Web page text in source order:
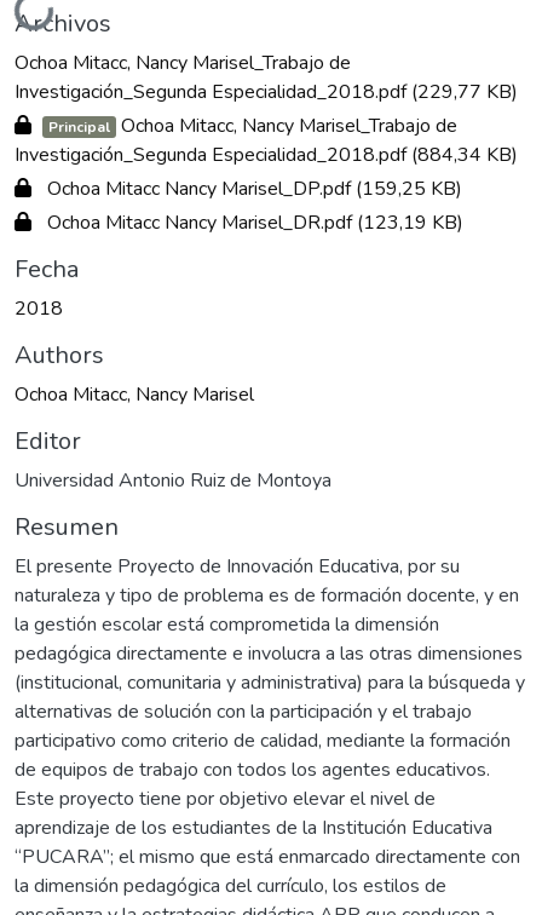
Cargando...
Archivos
Ochoa Mitacc, Nancy Marisel_Trabajo de
Investigación_Segunda Especialidad_2018.pdf(229,77 KB)
Principal Ochoa Mitacc, Nancy Marisel_Trabajo de
Investigación_Segunda Especialidad_2018.pdf(884,34 KB)
Ochoa Mitacc Nancy Marisel_DP.pdf(159,25 KB)
Ochoa Mitacc Nancy Marisel_DR.pdf(123,19 KB)
Fecha
2018
Authors
Ochoa Mitacc, Nancy Marisel
Editor
Universidad Antonio Ruiz de Montoya
Resumen
El presente Proyecto de Innovación Educativa, por su
naturaleza y tipo de problema es de formación docente, y en
la gestión escolar está comprometida la dimensión
pedagógica directamente e involucra a las otras dimensiones
(institucional, comunitaria y administrativa) para la búsqueda y
alternativas de solución con la participación y el trabajo
participativo como criterio de calidad, mediante la formación
de equipos de trabajo con todos los agentes educativos.
Este proyecto tiene por objetivo elevar el nivel de
aprendizaje de los estudiantes de la Institución Educativa
“PUCARA”; el mismo que está enmarcado directamente con
la dimensión pedagógica del currículo, los estilos de